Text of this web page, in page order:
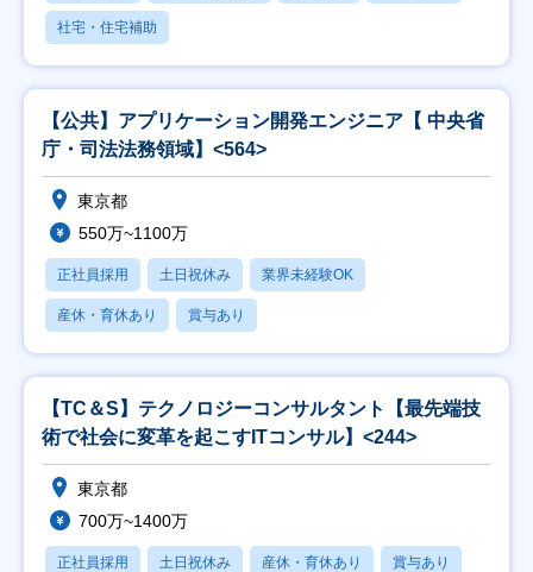
社宅・住宅補助
【公共】アプリケーション開発エンジニア【 中央省
庁・司法法務領域】<564>
東京都
550万~1100万
正社員採用 土日祝休み 業界未経験OK
産休・育休あり 賞与あり
【TC＆S】テクノロジーコンサルタント【最先端技
術で社会に変革を起こすITコンサル】<244>
東京都
700万~1400万
正社員採用 土日祝休み 産休・育休あり 賞与あり